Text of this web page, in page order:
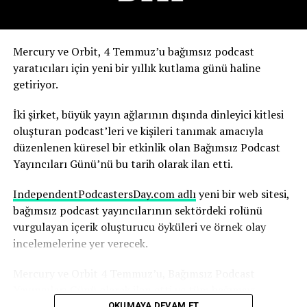
Yapay zekanın olası sonuçlarını şimdiden nasıl
değerlendirdiğini anlatıyor.
Robbins, yapay zekanın, yıllarca çalışmayı öğrendiği
medya ortamının temelini yeniden şekillendirdiğinin
farkında. Ve bu sürecin hızı dikkat gerektiriyor.
“Yapay zekadaki değişim hızını ve yapay zekanın şu anda
basında nasıl yankı uyandırdığını anlamak herkes için
çok önemli; yaşananlar büyüleyici” diyen Robbins,
şunları söyledi:
“Nice’te uçaktan indim ve Today Show’dan arkadaşım
Huda ile karşılaştım. Uzun uzun sohbet ettik. İkimizin
bir makale yazdı. Bu, bana göre, içinde bulunduğunuz
Mercury ve Orbit, 4 Temmuz’u bağımsız podcast
yaratıcıları için yeni bir yıllık kutlama günü haline
getiriyor.
İki şirket, büyük yayın ağlarının dışında dinleyici kitlesi
oluşturan podcast’leri ve kişileri tanımak amacıyla
düzenlenen küresel bir etkinlik olan Bağımsız Podcast
Yayıncıları Günü’nü bu tarih olarak ilan etti.
IndependentPodcastersDay.com adlıyeni bir web sitesi,
bağımsız podcast yayıncılarının sektördeki rolünü
vurgulayan içerik oluşturucu öyküleri ve örnek olay
incelemelerine yer verecek.